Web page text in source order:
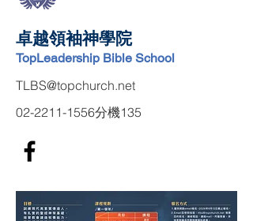
卓越領袖神學院
TopLeadership Bible School
TLBS@topchurch.net
02-2211-1556分機135